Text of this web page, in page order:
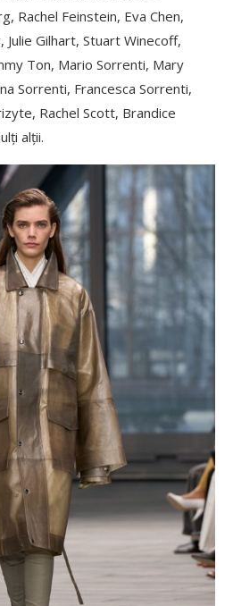
Rachel Feinstein, Eva Chen,
Julie Gilhart, Stuart Winecoff,
Ton, Mario Sorrenti, Mary
Sorrenti, Francesca Sorrenti,
Rachel Scott, Brandice
alții.